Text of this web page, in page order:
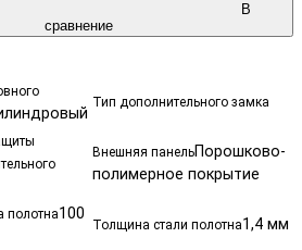
В
сравнение
Тип дополнительного замка
Внешняя панельПорошково-
полимерное покрытие
полотна100
Толщина стали полотна1,4 мм